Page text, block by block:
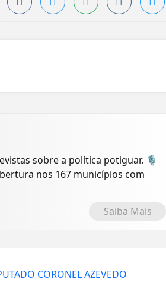
sobre a política potiguar. 🎙️
nos 167 municípios com
Saiba Mais